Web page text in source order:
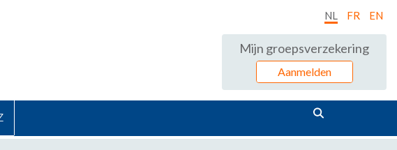
NL FR EN
Mijn groepsverzekering
Aanmelden